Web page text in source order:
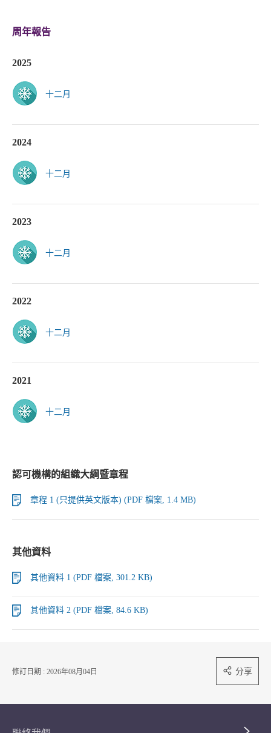
周年報告
2025
十二月
2024
十二月
2023
十二月
2022
十二月
2021
十二月
認可機構的組織大綱暨章程
章程 1 (只提供英文版本) (PDF 檔案, 1.4 MB)
其他資料
其他資料 1 (PDF 檔案, 301.2 KB)
其他資料 2 (PDF 檔案, 84.6 KB)
修訂日期 : 2026年08月04日 分享